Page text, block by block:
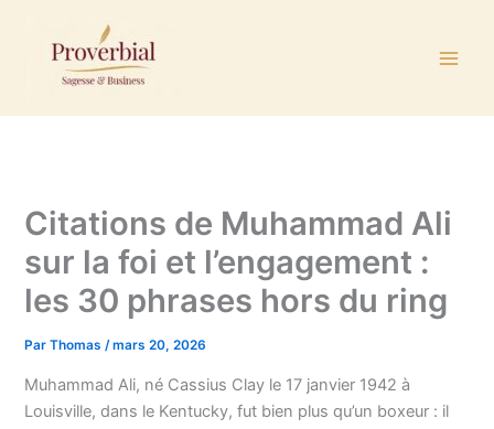
contenu
Citations de Muhammad Ali
sur la foi et l’engagement :
les 30 phrases hors du ring
ParThomas/mars 20, 2026
Muhammad Ali, né Cassius Clay le 17 janvier 1942 à
Louisville, dans le Kentucky, fut bien plus qu’un boxeur : il